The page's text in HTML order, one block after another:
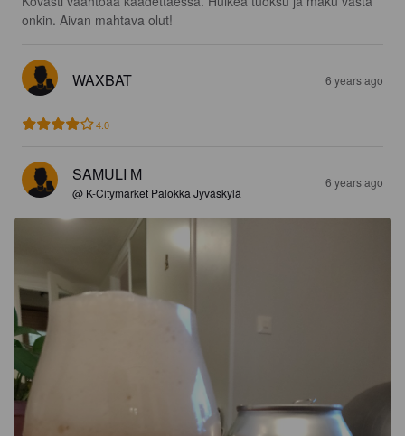
onkin. Aivan mahtava olut!
WAXBAT 6 years ago
4.0
SAMULI M
@ K-Citymarket Palokka Jyväskylä
6 years ago